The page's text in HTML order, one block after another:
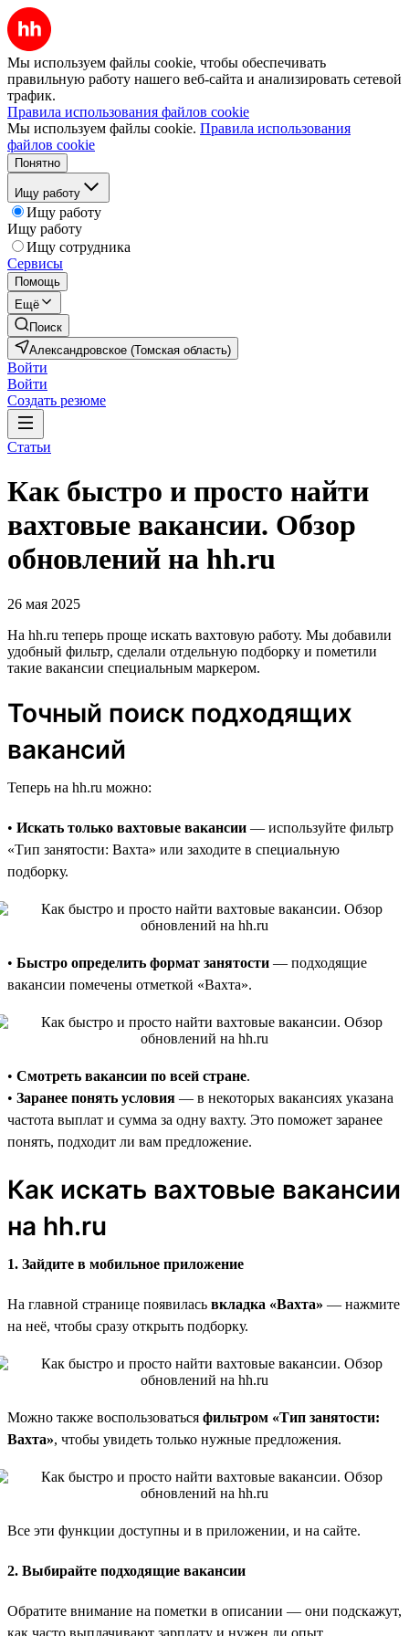
Мы используем файлы cookie, чтобы обеспечивать
правильную работу нашего веб-сайта и анализировать сетевой
трафик.
Правила использования файлов cookie
Мы используем файлы cookie. Правила использования
файлов cookie
Понятно
Ищу работу
Ищу работу
Ищу работу
Ищу сотрудника
Сервисы
Помощь
Ещё
Поиск
Александровское (Томская область)
Войти
Войти
Создать резюме
Статьи
Как быстро и просто найти
вахтовые вакансии. Обзор
обновлений на hh.ru
26 мая 2025
На hh.ru теперь проще искать вахтовую работу. Мы добавили
удобный фильтр, сделали отдельную подборку и пометили
такие вакансии специальным маркером.
Точный поиск подходящих
вакансий
Теперь на hh.ru можно:
• Искать только вахтовые вакансии — используйте фильтр
«Тип занятости: Вахта» или заходите в специальную
подборку.
• Быстро определить формат занятости — подходящие
вакансии помечены отметкой «Вахта».
• Смотреть вакансии по всей стране.
• Заранее понять условия — в некоторых вакансиях указана
частота выплат и сумма за одну вахту. Это поможет заранее
понять, подходит ли вам предложение.
Как искать вахтовые вакансии
на hh.ru
1. Зайдите в мобильное приложение
На главной странице появилась вкладка «Вахта» — нажмите
на неё, чтобы сразу открыть подборку.
Можно также воспользоваться фильтром «Тип занятости:
Вахта», чтобы увидеть только нужные предложения.
Все эти функции доступны и в приложении, и на сайте.
2. Выбирайте подходящие вакансии
Обратите внимание на пометки в описании — они подскажут,
как часто выплачивают зарплату и нужен ли опыт.